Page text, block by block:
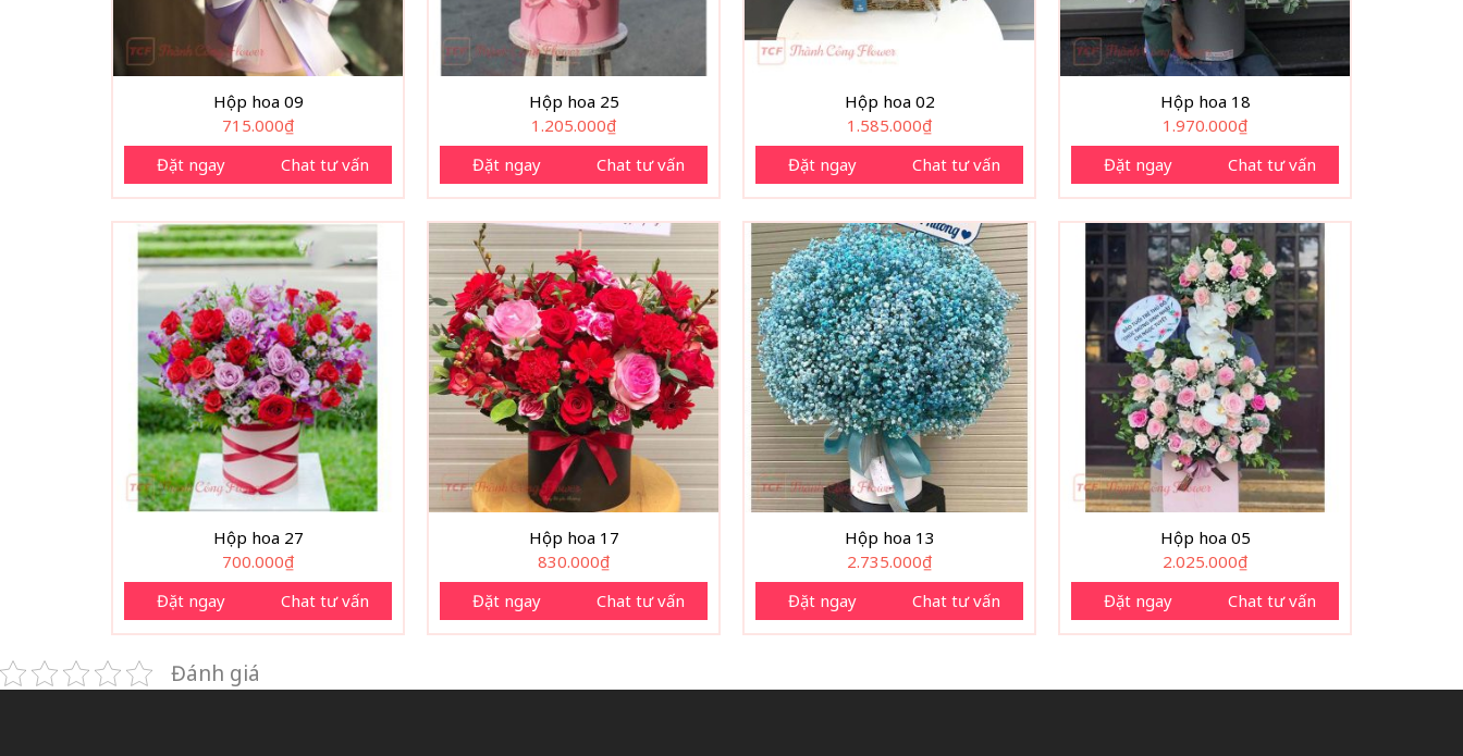
Hộp hoa 09
715.000₫
Đặt ngay
Chat tư vấn
Hộp hoa 25
1.205.000₫
Đặt ngay
Chat tư vấn
Hộp hoa 02
1.585.000₫
Đặt ngay
Chat tư vấn
Hộp hoa 18
1.970.000₫
Đặt ngay
Chat tư vấn
Hộp hoa 27
700.000₫
Đặt ngay
Chat tư vấn
Hộp hoa 17
830.000₫
Đặt ngay
Chat tư vấn
Hộp hoa 13
2.735.000₫
Đặt ngay
Chat tư vấn
Hộp hoa 05
2.025.000₫
Đặt ngay
Chat tư vấn
Đánh giá